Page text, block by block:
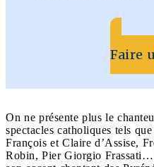
Faire
On ne présente plus le
spectacles catholiques tels
François et Claire d’Assise,
Robin, Pier Giorgio Frassati…